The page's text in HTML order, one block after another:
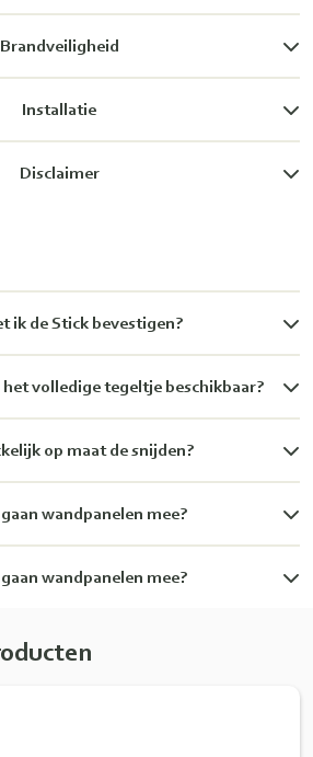
Brandveiligheid
Installatie
Disclaimer
ik de Stick bevestigen?
volledige tegeltje beschikbaar?
op maat de snijden?
wandpanelen mee?
wandpanelen mee?